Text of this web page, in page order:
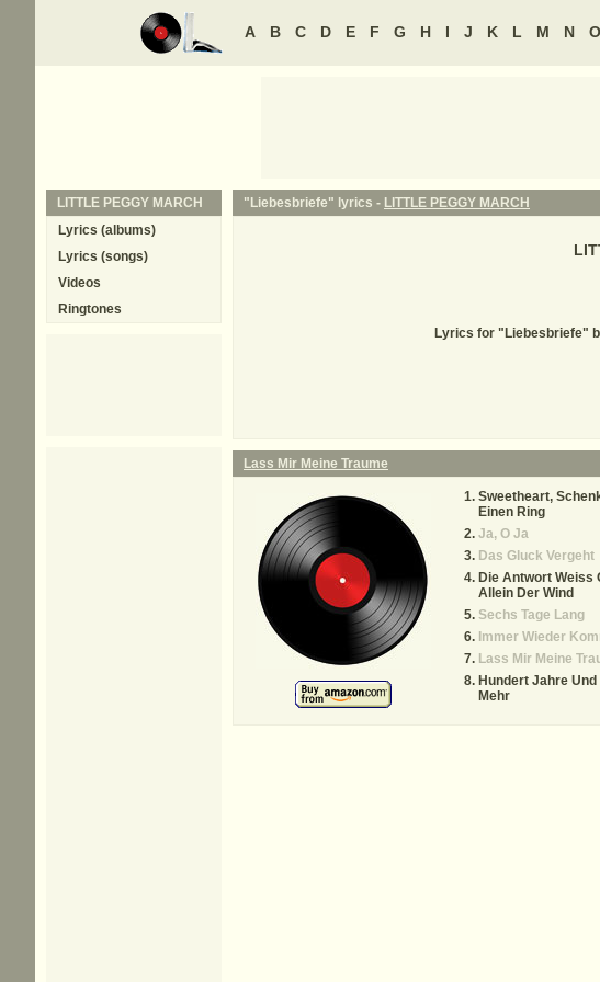
A B C D E F G H I J K L M N O
"Liebesbriefe" lyrics - LITTLE PEGGY MARCH
Lyrics for "Liebesbriefe"
Lass Mir Meine Traume
Sweetheart,
Einen Ring
Ja, O Ja
Das Gluck Vergeht
Die Antwort Weiss
Allein Der Wind
Sechs Tage Lang
Immer Wieder
Lass Mir Meine
Hundert Jahre Und
Mehr
LITTLE PEGGY MARCH
Lyrics (albums)
Lyrics (songs)
Videos
Ringtones